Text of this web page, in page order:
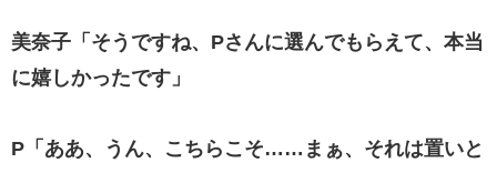
美奈子「そうですね、Pさんに選んでもらえて、本当
に嬉しかったです」
P「ああ、うん、こちらこそ……まぁ、それは置いと